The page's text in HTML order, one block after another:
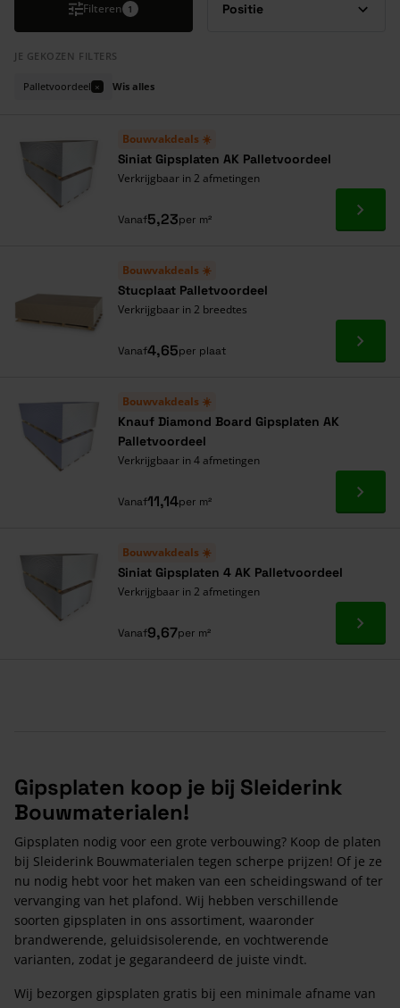
Filteren 1
JE GEKOZEN FILTERS
Palletvoordeel × Wis alles
Bouwvakdeals ☀️
Siniat Gipsplaten AK Palletvoordeel
Verkrijgbaar in 2 afmetingen
Vanaf5,23per m² Ga
Bouwvakdeals ☀️
Stucplaat Palletvoordeel
Verkrijgbaar in 2 breedtes
Vanaf4,65per plaat Ga
Bouwvakdeals ☀️
Knauf Diamond Board Gipsplaten AK
Palletvoordeel
Verkrijgbaar in 4 afmetingen
Vanaf11,14per m² Ga
Bouwvakdeals ☀️
Siniat Gipsplaten 4 AK Palletvoordeel
Verkrijgbaar in 2 afmetingen
Vanaf9,67per m² Ga
Gipsplaten koop je bij Sleiderink
Bouwmaterialen!
Gipsplaten nodig voor een grote verbouwing? Koop de platen
bij Sleiderink Bouwmaterialen tegen scherpe prijzen! Of je ze
nu nodig hebt voor het maken van een scheidingswand of ter
vervanging van het plafond. Wij hebben verschillende
soorten gipsplaten in ons assortiment, waaronder
brandwerende, geluidsisolerende, en vochtwerende
varianten, zodat je gegarandeerd de juiste vindt.
Wij bezorgen gipsplaten gratis bij een minimale afname van